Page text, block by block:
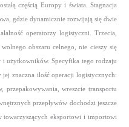
częścią Europy i świata. Stagnacja
gdzie dynamicznie rozwijają się dwie
operatorzy logistyczni. Trzecia,
obszaru celnego, nie cieszy się
i użytkowników. Specyfika tego rodzaju
znaczna ilość operacji logistycznych:
przepakowywania, wreszcie transportu
przepływów dochodzi jeszcze
towarzyszących eksportowi i importowi